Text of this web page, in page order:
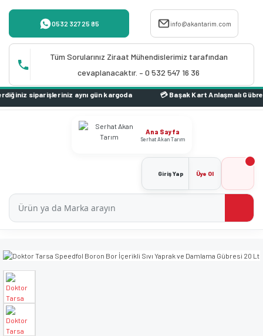
0532 327 25 85 info@akantarim.com
Tüm Sorularınız Ziraat Mühendislerimiz tarafından
cevaplanacaktır. – 0 532 547 16 36
gün kargoda
Ana Sayfa
Serhat Akan Tarım
Giriş Yap Üye Ol